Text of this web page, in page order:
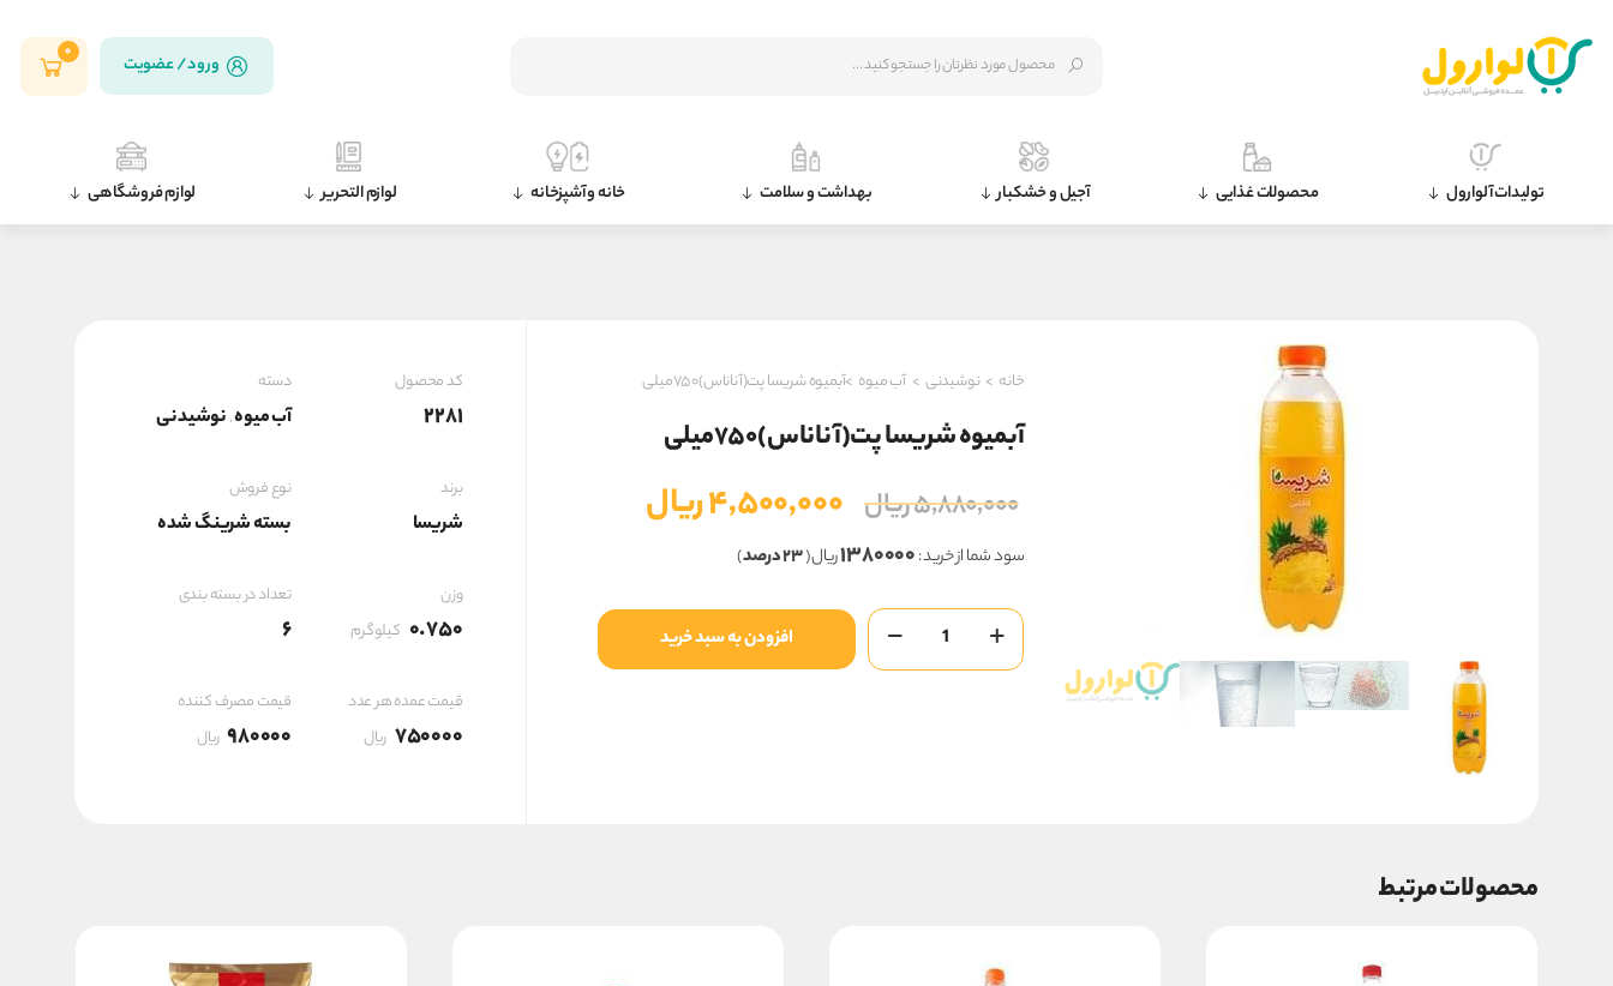
ورود / عضویت
0
تولیدات آلوارول محصولات غذایی آجیل و خشکبار بهداشت و سلامت خانه و آشپزخانه لوازم التحریر لوازم فروشگاهی
خانه > نوشیدنی > آب ميوه >آبمیوه شریسا پت(آناناس)۷۵۰میلی
آبمیوه شریسا پت(آناناس)۷۵۰میلی
۵,۸۸۰,۰۰۰ریال قیمت
اصلی
بود.
۴,۵۰۰,۰۰۰ریالقیمت
فعلی
است.
سود شما از خرید :۱۳۸۰۰۰۰ریال (۲۳ درصد )
آبمیوه
شریسا
پت(آناناس)750میلی
افزودن به سبد خرید
کد محصول
2281
دسته
آب ميوه,نوشیدنی
برند
شریسا
نوع فروش
بسته شرینگ شده
وزن
0.750 کیلوگرم
تعداد در بسته بندی
6
قیمت عمده هر عدد
750000 ریال
قیمت مصرف کننده
980000 ریال
محصولات مرتبط